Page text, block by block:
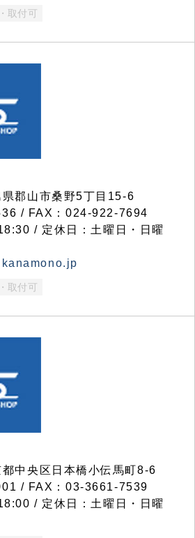
取付可
郡山市桑野5丁目15-6
/ FAX：024-922-7694
/ 定休日：土曜日・日曜
取付可
中央区日本橋小伝馬町8-6
/ FAX：03-3661-7539
/ 定休日：土曜日・日曜